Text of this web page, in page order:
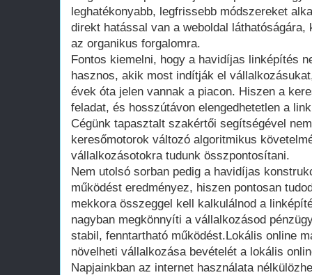
leghatékonyabb, legfrissebb módszereket
direkt hatással van a weboldal láthatóságára,
az organikus forgalomra.
Fontos kiemelni, hogy a havidíjas linképítés
hasznos, akik most indítják el
évek óta jelen vannak a piacon. Hiszen a
feladat, és hosszútávon elengedhetetlen a
Cégünk tapasztalt szakértői segítségével
keresőmotorok változó algoritmikus
vállalkozásotokra tudunk összpontosítani.
Nem utolsó sorban pedig a havidíjas
működést eredményez, hiszen pontosan
mekkora összeggel kell kalkulálnod a
nagyban megkönnyíti a vállalkozásod
stabil, fenntartható működést.Lokális online
növelheti vállalkozása bevételét a lokális
Napjainkban az internet használata